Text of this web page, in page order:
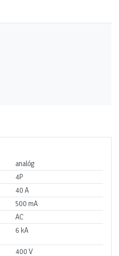
analóg
4P
40 A
500 mA
AC
6 kA
400 V